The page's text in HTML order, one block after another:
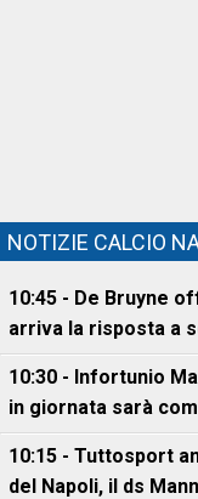
NOTIZIE CALCIO
10:45 - De Bruyne
arriva la risposta a
10:30 - Infortunio
in giornata sarà
10:15 - Tuttosport
del Napoli, il ds